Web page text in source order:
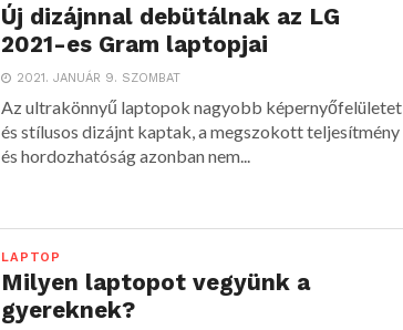
Új dizájnnal debütálnak az LG
2021-es Gram laptopjai
2021. JANUÁR 9. SZOMBAT
Az ultrakönnyű laptopok nagyobb képernyőfelületet
és stílusos dizájnt kaptak, a megszokott teljesítmény
és hordozhatóság azonban nem...
LAPTOP
Milyen laptopot vegyünk a
gyereknek?